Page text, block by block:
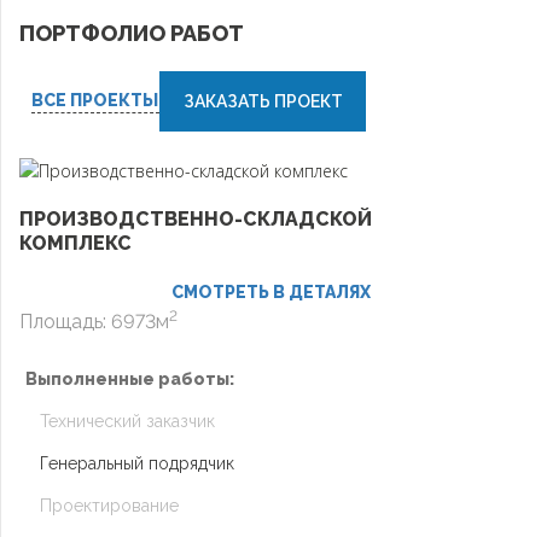
ПОРТФОЛИО РАБОТ
ВСЕ ПРОЕКТЫ ЗАКАЗАТЬ ПРОЕКТ
ПРОИЗВОДСТВЕННО-СКЛАДСКОЙ
КОМПЛЕКС
СМОТРЕТЬ В ДЕТАЛЯХ
Площадь: 6973м2
Выполненные работы:
Технический заказчик
Генеральный подрядчик
Проектирование